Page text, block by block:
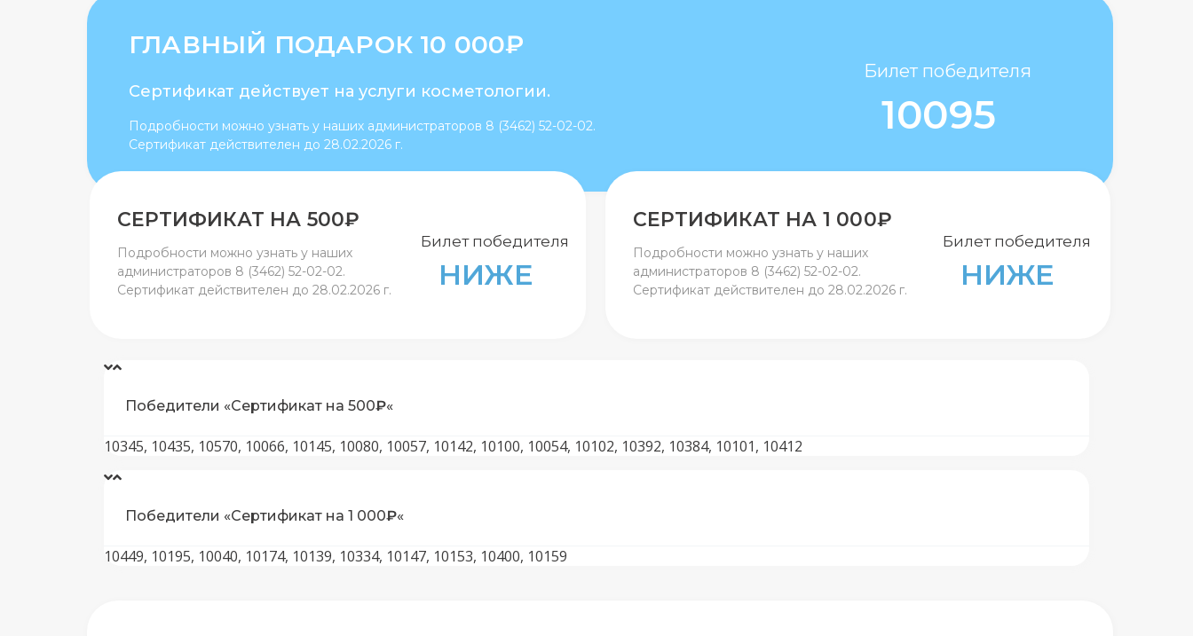
ГЛАВНЫЙ ПОДАРОК 10 000₽
Сертификат действует на услуги косметологии.
Подробности можно узнать у наших администраторов 8 (3462) 52-02-02.
Сертификат действителен до 28.02.2026 г.
Билет победителя
10095
СЕРТИФИКАТ НА 500₽
Подробности можно узнать у наших
администраторов 8 (3462) 52-02-02.
Сертификат действителен до 28.02.2026 г.
Билет победителя
НИЖЕ
СЕРТИФИКАТ НА 1 000₽
Подробности можно узнать у наших
администраторов 8 (3462) 52-02-02.
Сертификат действителен до 28.02.2026 г.
Билет победителя
НИЖЕ
Победители «Сертификат на 500₽«
10345, 10435, 10570, 10066, 10145, 10080, 10057, 10142, 10100, 10054, 10102, 10392, 10384, 10101, 10412
Победители «Сертификат на 1 000₽«
10449, 10195, 10040, 10174, 10139, 10334, 10147, 10153, 10400, 10159